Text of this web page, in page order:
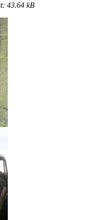
43.64 kB